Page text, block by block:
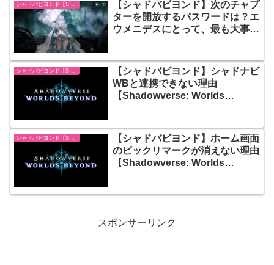
【シャドバビヨンド】次のチャプ
ターを開放するパスワードは？エ
ウメニデスにとって、最も大事な
シャドバビヨンド【Shadowverse: Worlds Beyond】
【シャドバビヨンド】シャドナビ
WBと連携できない理由
【Shadowverse: Worlds
シャドバビヨンド【Shadowverse: Worlds Beyond】
【シャドバビヨンド】ホーム画面
のビックリマークが消えない理由
【Shadowverse: Worlds
スポンサーリンク